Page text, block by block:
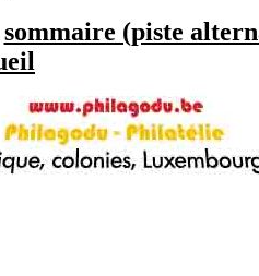
sommaire (piste